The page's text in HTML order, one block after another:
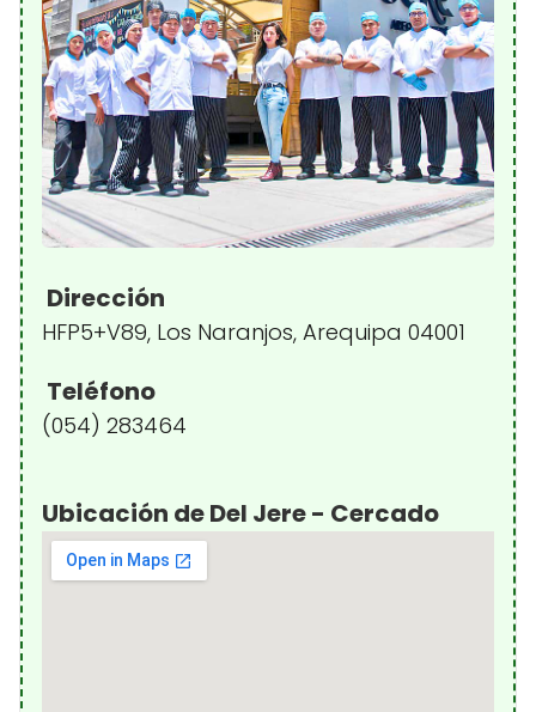
Dirección
HFP5+V89, Los Naranjos, Arequipa 04001
Teléfono
(054) 283464
Ubicación de Del Jere - Cercado